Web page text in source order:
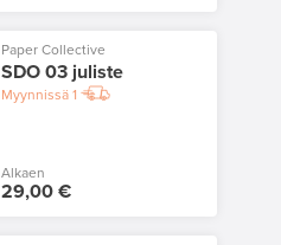
Paper Collective
SDO 03 juliste
Myynnissä1
Alkaen
29,00 €